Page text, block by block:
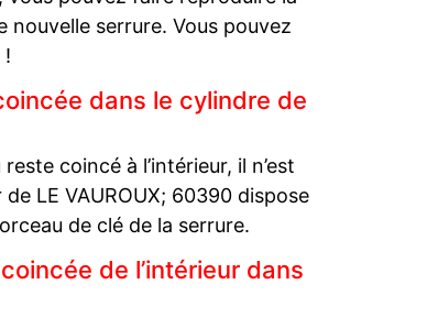
serrure. Vous pouvez
!
dans le cylindre de
coincé à l’intérieur, il n’est
LE VAUROUX; 60390 dispose
de clé de la serrure.
de l’intérieur dans